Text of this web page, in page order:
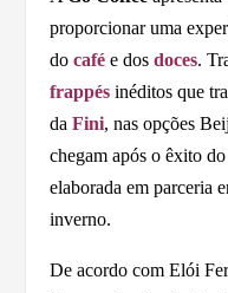
proporcionar uma
docafé e dosdoces.
frappés inéditos que
daFini, nas opções
chegam após o êxito
elaborada em parceria
inverno.
De acordo com Elói